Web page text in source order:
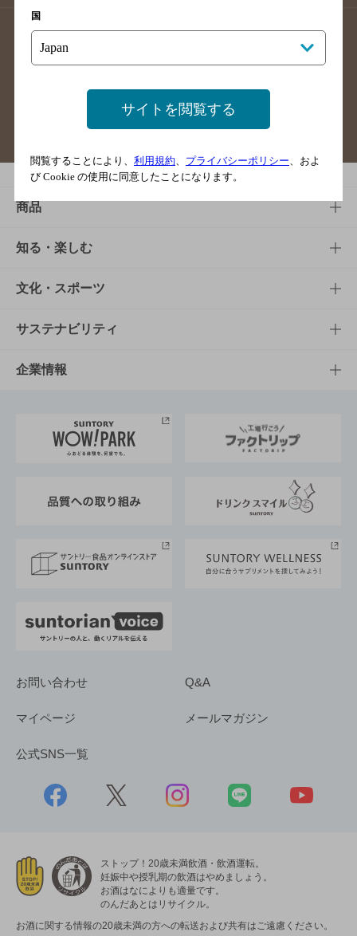
店舗登録方法のご案内
店舗情報更新方法のご案内
サイトマップ ご意見・ご感想
商品
商品TOP
商品一覧
商品発売情報
栄養成分一覧
知る・楽しむ
知る・楽しむTOP
キャンペーン
工場見学
地域情報
文化・スポーツ
文化・スポーツTOP
サントリーホール
サントリーサンバーズ大阪
サステナビリティ
サステナビリティTOP
サントリーが考えるサステナビリティ経営
企業情報
企業概要
採用情報
お問い合わせ Q&A
マイページ メールマガジン
公式SNS一覧
ストップ！20歳未満飲酒・飲酒運転。
妊娠中や授乳期の飲酒はやめましょう。
お酒はなによりも適量です。
のんだあとはリサイクル。
お酒に関する情報の20歳未満の方への転送および共有はご遠慮ください。
国
サイトを閲覧する
閲覧することにより、 利用規約、 プライバシーポリシー、およ
び Cookie の使用に同意したことになります。